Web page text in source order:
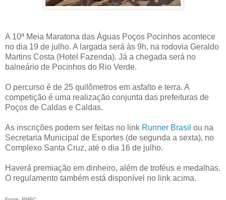
A 10ª Meia Maratona das Águas Poços Pocinhos acontece
no dia 19 de julho. A largada será às 9h, na rodovia Geraldo
Martins Costa (Hotel Fazenda). Já a chegada será no
balneário de Pocinhos do Rio Verde.
O percurso é de 25 quilômetros em asfalto e terra. A
competição é uma realização conjunta das prefeituras de
Poços de Caldas e Caldas.
As inscrições podem ser feitas no link Runner Brasil ou na
Secretaria Municipal de Esportes (de segunda a sexta), no
Complexo Santa Cruz, até o dia 16 de julho.
Haverá premiação em dinheiro, além de troféus e medalhas.
O regulamento também está disponível no link acima.